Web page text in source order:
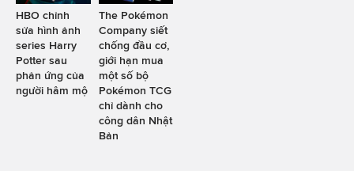
HBO chỉnh
sửa hình ảnh
series Harry
Potter sau
phản ứng của
người hâm mộ
The Pokémon
Company siết
chống đầu cơ,
giới hạn mua
một số bộ
Pokémon TCG
chỉ dành cho
công dân Nhật
Bản